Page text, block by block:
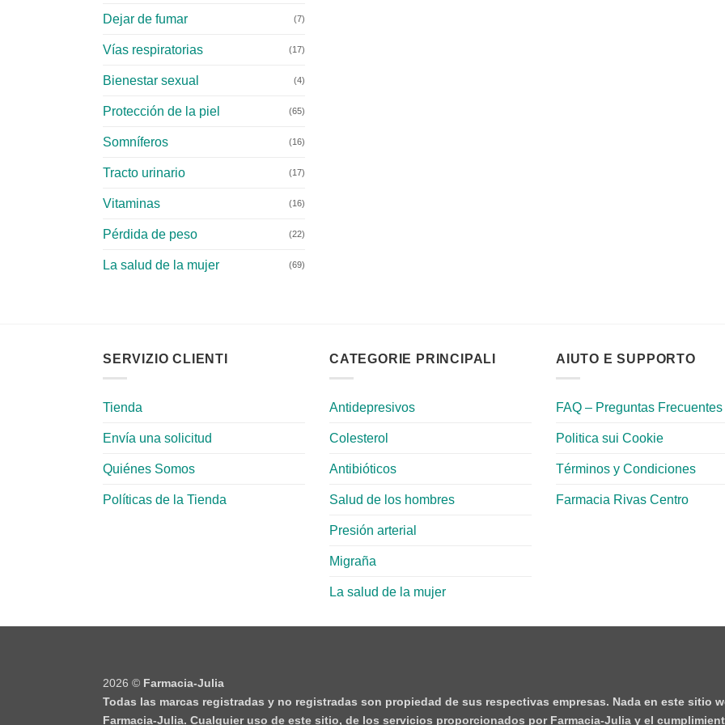
Dejar de fumar (7)
Vías respiratorias (17)
Bienestar sexual (4)
Protección de la piel (65)
Somníferos (16)
Tracto urinario (17)
Vitaminas (16)
Pérdida de peso (22)
La salud de la mujer (69)
SERVIZIO CLIENTI
Tienda
Envía una solicitud
Quiénes Somos
Políticas de la Tienda
CATEGORIE PRINCIPALI
Antidepresivos
Colesterol
Antibióticos
Salud de los hombres
Presión arterial
Migraña
La salud de la mujer
AIUTO E SUPPORTO
FAQ – Preguntas Frecuentes
Politica sui Cookie
Términos y Condiciones
Farmacia Rivas Centro
2026 © Farmacia-Julia
Todas las marcas registradas y no registradas son propiedad de sus respectivas empresas. Nada en este sitio
Farmacia-Julia. Cualquier uso de este sitio, de los servicios proporcionados por Farmacia-Julia y el